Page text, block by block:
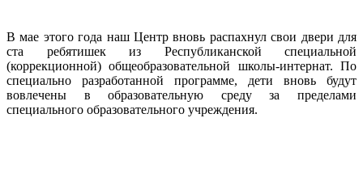
В мае этого года наш Центр вновь распахнул свои двери для
ста ребятишек из Республиканской специальной
(коррекционной) общеобразовательной школы-интернат. По
специально разработанной программе, дети вновь будут
вовлечены в образовательную среду за пределами
специального образовательного учреждения.